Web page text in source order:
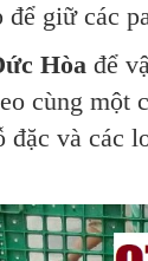
giữ các
Hòa để
cùng
đặc và các